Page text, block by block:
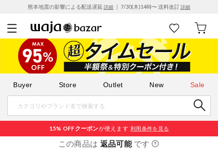
熊本地震の影響による配送遅延 詳細 ｜ 7/30(木)14時〜 送料改訂詳細
Buyer Store Outlet New Sale
15% OFFクーポンが使えます 利用条件を見る
この商品は 返品可能です